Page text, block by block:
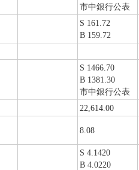
市中銀行公表
S 161.72
B 159.72
S 1466.70
B 1381.30
市中銀行公表
22,614.00
8.08
S 4.1420
B 4.0220